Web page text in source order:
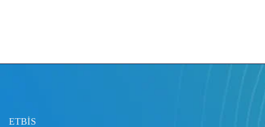
ETBİS